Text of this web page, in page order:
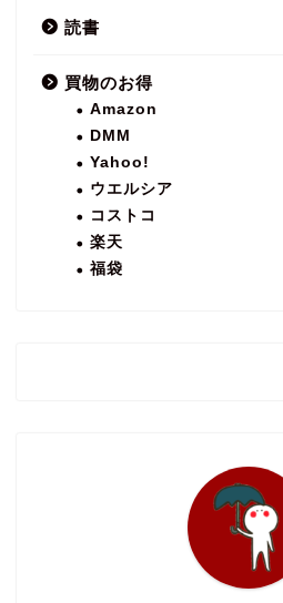
読書
買物のお得
Amazon
DMM
Yahoo!
ウエルシア
コストコ
楽天
福袋